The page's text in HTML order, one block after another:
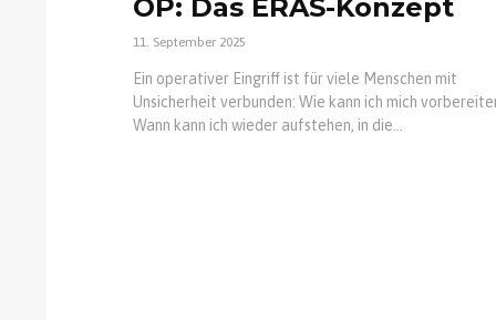
OP: Das ERAS-Konzept
11. September 2025
Ein operativer Eingriff ist für viele Menschen mit
Unsicherheit verbunden: Wie kann ich mich
Wann kann ich wieder aufstehen, in die...